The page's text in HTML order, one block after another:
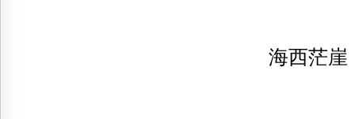
海西茫崖